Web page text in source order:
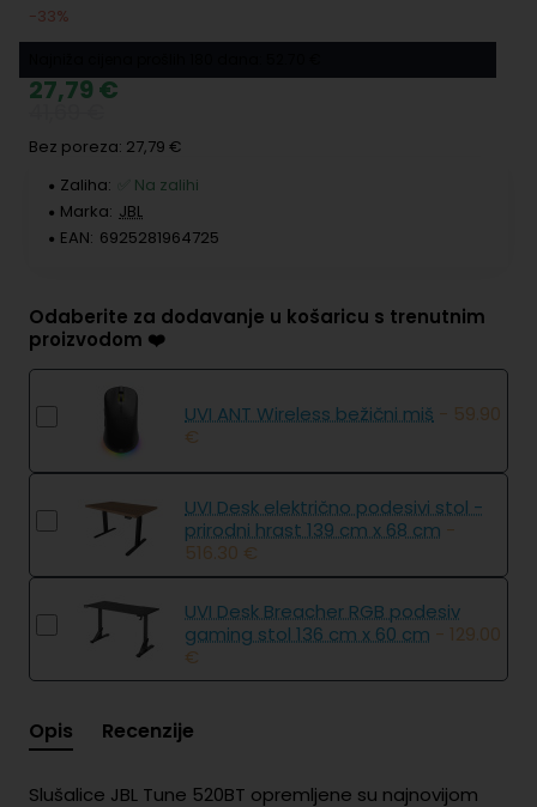
-33%
27,79 €
41,69 €
Bez poreza: 27,79 €
Zaliha:
✅ Na zalihi
Marka: JBL
EAN: 6925281964725
Odaberite za dodavanje u košaricu s trenutnim
proizvodom ❤️
UVI ANT Wireless bežični miš - 59.90
€
UVI Desk električno podesivi stol -
prirodni hrast 139 cm x 68 cm -
516.30 €
UVI Desk Breacher RGB podesiv
gaming stol 136 cm x 60 cm - 129.00
€
Opis Recenzije
Slušalice JBL Tune 520BT opremljene su najnovijom